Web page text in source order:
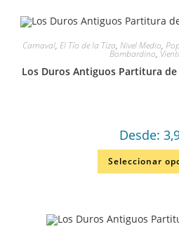
Carnaval, El Tío de la Tiza, Nivel Medio,
Bombardino,
Los Duros Antiguos Partitura
Desde:
Seleccionar